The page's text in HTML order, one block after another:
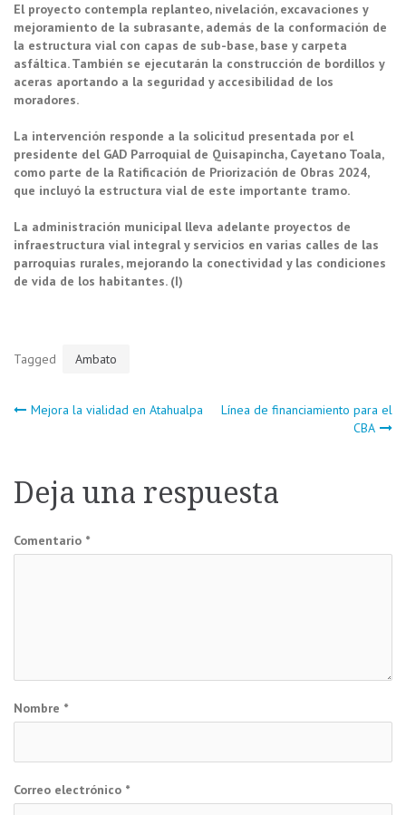
El proyecto contempla replanteo, nivelación, excavaciones y
mejoramiento de la subrasante, además de la conformación de
la estructura vial con capas de sub-base, base y carpeta
asfáltica. También se ejecutarán la construcción de bordillos y
aceras aportando a la seguridad y accesibilidad de los
moradores.
La intervención responde a la solicitud presentada por el
presidente del GAD Parroquial de Quisapincha, Cayetano Toala,
como parte de la Ratificación de Priorización de Obras 2024,
que incluyó la estructura vial de este importante tramo.
La administración municipal lleva adelante proyectos de
infraestructura vial integral y servicios en varias calles de las
parroquias rurales, mejorando la conectividad y las condiciones
de vida de los habitantes. (I)
Tagged Ambato
Navegación
entradas
Mejora la vialidad en Atahualpa
Línea de financiamiento para el
CBA
Deja una respuesta
Comentario *
Nombre *
Correo electrónico *